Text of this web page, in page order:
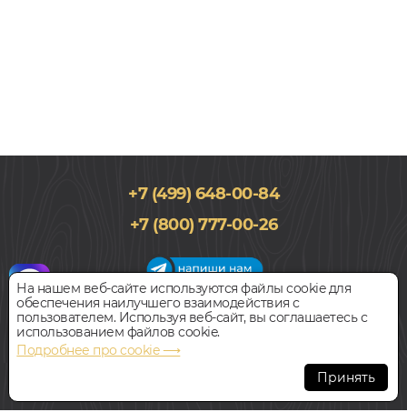
135x400-1500, 15мм
Дуб, Однополосный, Лак, Рустик, Натур
Цена за 1 м² 8 200руб.
БЫСТРЫЙ ЗАКАЗ КУПИТЬ
+7 (499) 648-00-84
+7 (800) 777-00-26
График работы салона
Пн-Вс с 09:00 до 21:00
Наш адрес:127018, г. Москва,
ул.Складочная, д.1, строение 9
На нашем веб-сайте используются файлы cookie для
обеспечения наилучшего взаимодействия с
пользователем. Используя веб-сайт, вы соглашаетесь с
использованием файлов cookie.
Подробнее про cookie ⟶
Принять